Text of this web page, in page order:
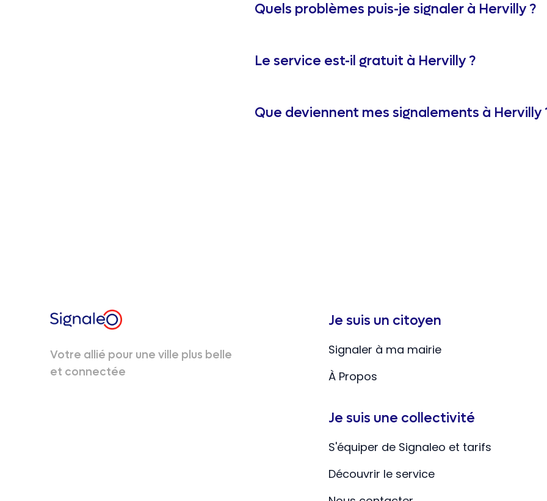
Quels problèmes puis-je signaler à Hervilly ?
Le service est-il gratuit à Hervilly ?
Que deviennent mes signalements à Hervilly
Votre allié pour une ville plus belle
et connectée
Je suis un citoyen
Signaler à ma mairie
À Propos
Je suis une collectivité
S'équiper de Signaleo et tarifs
Découvrir le service